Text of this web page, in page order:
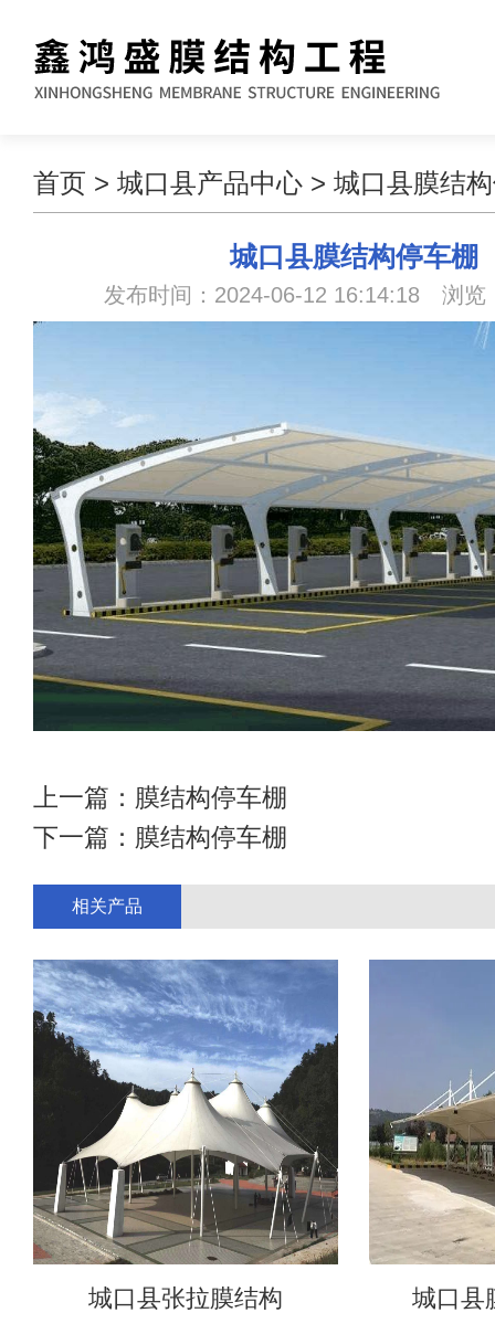
首页 > 城口县产品中心 > 城口县膜结
城口县膜结构停车棚
发布时间：2024-06-12 16:14:18 浏览
上一篇： 膜结构停车棚
下一篇： 膜结构停车棚
相关产品
城口县张拉膜结构 城口县